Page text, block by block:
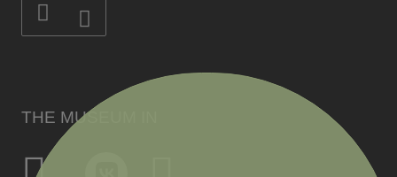
THE MUSEUM IN